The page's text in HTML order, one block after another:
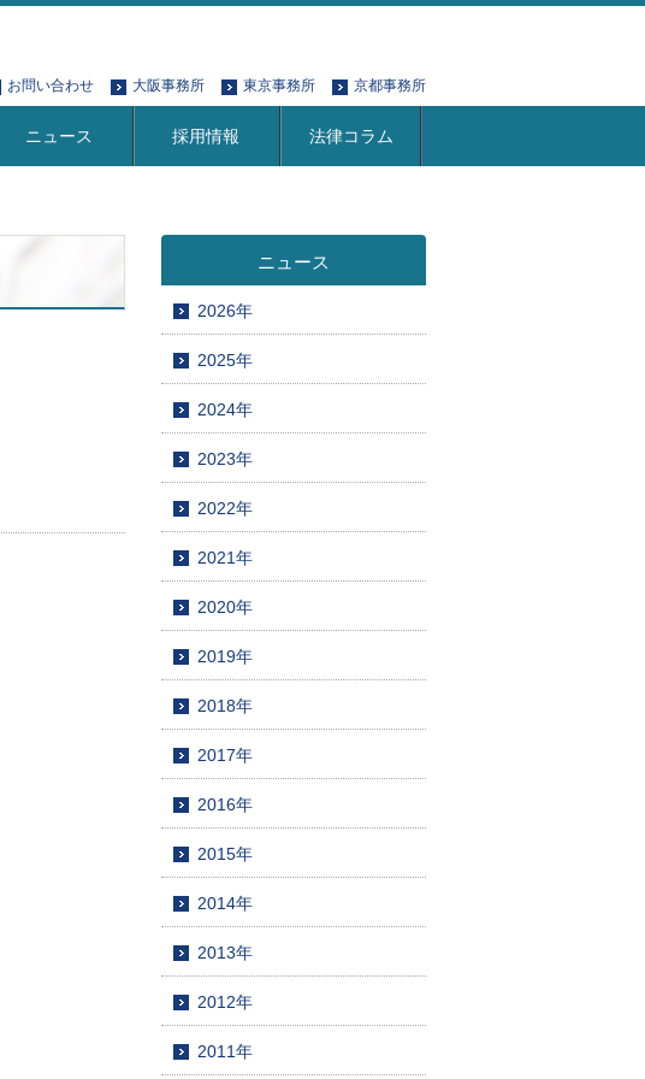
お問い合わせ 大阪事務所 東京事務所 京都事務所
ニュース 採用情報 法律コラム
ニュース
2026年
2025年
2024年
2023年
2022年
2021年
2020年
2019年
2018年
2017年
2016年
2015年
2014年
2013年
2012年
2011年